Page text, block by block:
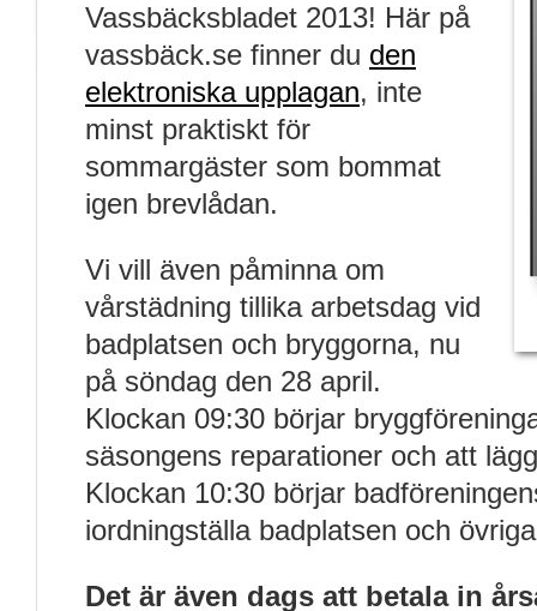
Vassbäcksbladet 2013! Här på
vassbäck.se finner du den
elektroniska upplagan, inte
minst praktiskt för
sommargäster som bommat
igen brevlådan.
Vi vill även påminna om
vårstädning tillika arbetsdag vid
badplatsen och bryggorna, nu
på söndag den 28 april.
Klockan 09:30 börjar
säsongens reparationer och att
Klockan 10:30 börjar
iordningställa badplatsen och
Det är även dags att betala in